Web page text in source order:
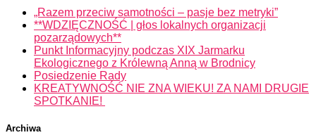
„Razem przeciw samotności – pasje bez metryki”
**WDZIĘCZNOŚĆ | głos lokalnych organizacji
pozarządowych**
Punkt Informacyjny podczas XIX Jarmarku
Ekologicznego z Królewną Anną w Brodnicy
Posiedzenie Rady
KREATYWNOŚĆ NIE ZNA WIEKU! ZA NAMI DRUGIE
SPOTKANIE!
Archiwa